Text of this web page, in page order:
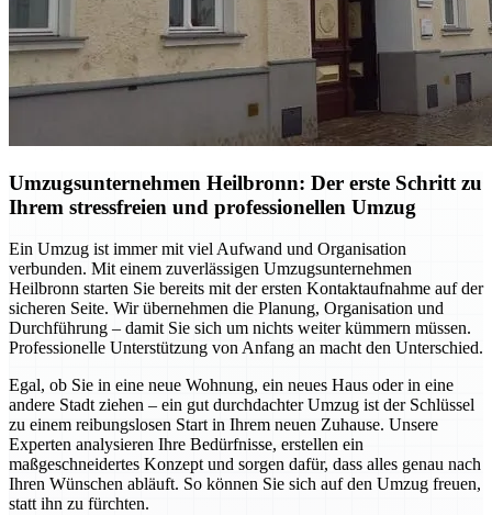
Umzugsunternehmen Heilbronn: Der erste Schritt zu
Ihrem stressfreien und professionellen Umzug
Ein Umzug ist immer mit viel Aufwand und Organisation
verbunden. Mit einem zuverlässigen Umzugsunternehmen
Heilbronn starten Sie bereits mit der ersten Kontaktaufnahme auf der
sicheren Seite. Wir übernehmen die Planung, Organisation und
Durchführung – damit Sie sich um nichts weiter kümmern müssen.
Professionelle Unterstützung von Anfang an macht den Unterschied.
Egal, ob Sie in eine neue Wohnung, ein neues Haus oder in eine
andere Stadt ziehen – ein gut durchdachter Umzug ist der Schlüssel
zu einem reibungslosen Start in Ihrem neuen Zuhause. Unsere
Experten analysieren Ihre Bedürfnisse, erstellen ein
maßgeschneidertes Konzept und sorgen dafür, dass alles genau nach
Ihren Wünschen abläuft. So können Sie sich auf den Umzug freuen,
statt ihn zu fürchten.